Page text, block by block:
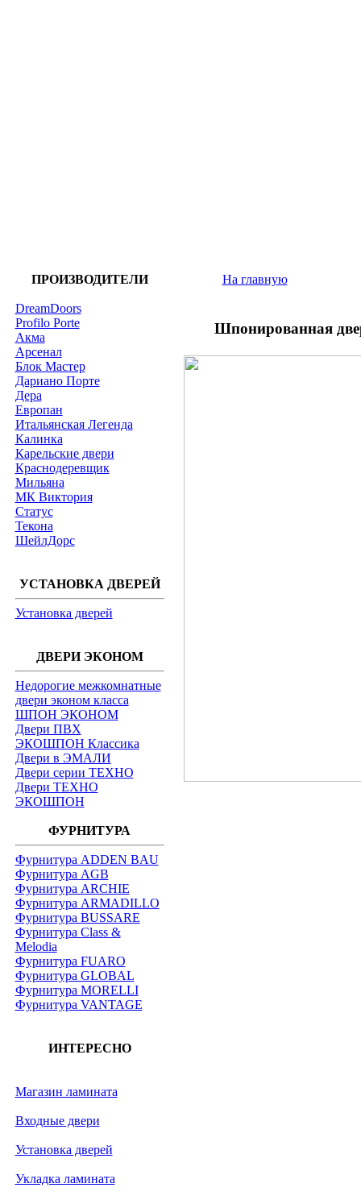
ПРОИЗВОДИТЕЛИ
DreamDoors
Profilo Porte
Акма
Арсенал
Блок Мастер
Дариано Порте
Дера
Европан
Итальянская Легенда
Калинка
Карельские двери
Краснодеревщик
Мильяна
МК Виктория
Статус
Текона
ШейлДорс
УСТАНОВКА ДВЕРЕЙ
Установка дверей
ДВЕРИ ЭКОНОМ
Недорогие межкомнатные
двери эконом класса
ШПОН ЭКОНОМ
Двери ПВХ
ЭКОШПОН Классика
Двери в ЭМАЛИ
Двери серии ТЕХНО
Двери ТЕХНО
ЭКОШПОН
ФУРНИТУРА
Фурнитура ADDEN BAU
Фурнитура AGB
Фурнитура ARCHIE
Фурнитура ARMADILLO
Фурнитура BUSSARE
Фурнитура Class &
Melodia
Фурнитура FUARO
Фурнитура GLOBAL
Фурнитура MORELLI
Фурнитура VANTAGE
ИНТЕРЕСНО
Магазин ламината
Входные двери
Установка дверей
Укладка ламината
На главную
Шпонированная